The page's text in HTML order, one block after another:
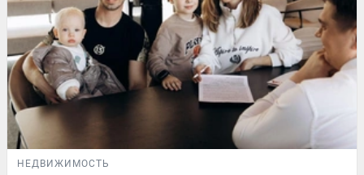
НЕДВИЖИМОСТЬ